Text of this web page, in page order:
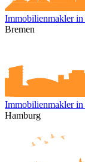
Immobilienmakler in
Bremen
Immobilienmakler in
Hamburg